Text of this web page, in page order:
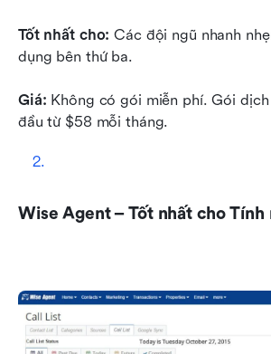
Tốt nhất cho: Các đội ngũ nhanh
dụng bên thứ ba.
Giá: Không có gói miễn phí. Gói
đầu từ $58 mỗi tháng.
Wise Agent – Tốt nhất cho Tính